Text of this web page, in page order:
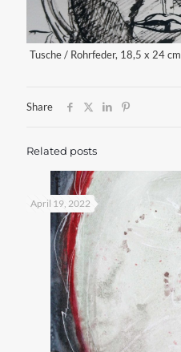
Tusche / Rohrfeder, 18,5 x 24 cm
Share
Related posts
April 19, 2022